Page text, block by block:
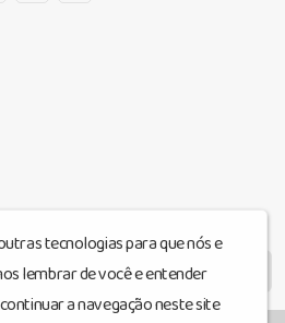
MENU
tecnologias para que nós e
lembrar de você e entender
a navegação neste site